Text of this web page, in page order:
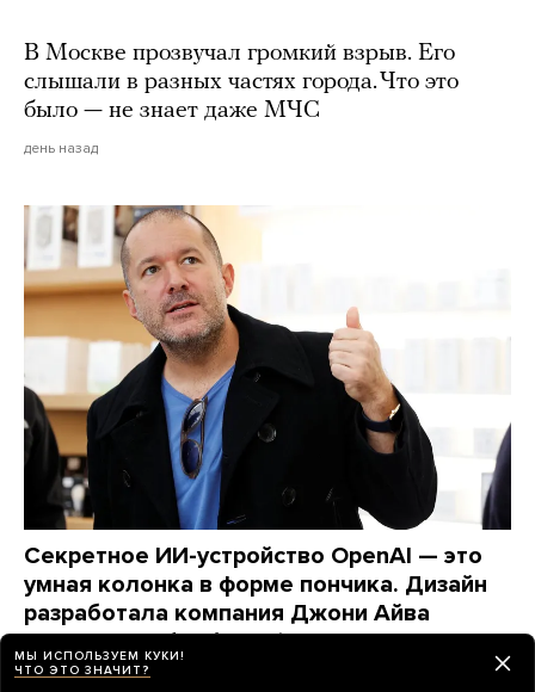
В Москве прозвучал громкий взрыв. Его
слышали в разных частях города. Что это
было — не знает даже МЧС
день назад
Секретное ИИ-устройство OpenAI — это
умная колонка в форме пончика. Дизайн
разработала компания Джони Айва
НОВОСТИ день назад
МЫ ИСПОЛЬЗУЕМ КУКИ!
ЧТО ЭТО ЗНАЧИТ?